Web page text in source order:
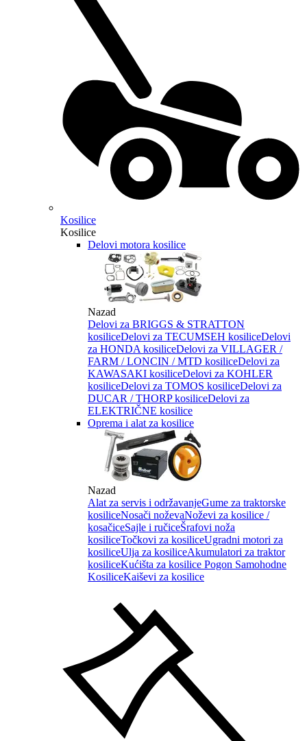
Kosilice
Kosilice
Delovi motora kosilice
Nazad
Delovi za BRIGGS & STRATTON
kosiliceDelovi za TECUMSEH kosiliceDelovi
za HONDA kosiliceDelovi za VILLAGER /
FARM / LONCIN / MTD kosiliceDelovi za
KAWASAKI kosiliceDelovi za KOHLER
kosiliceDelovi za TOMOS kosiliceDelovi za
DUCAR / THORP kosiliceDelovi za
ELEKTRIČNE kosilice
Oprema i alat za kosilice
Nazad
Alat za servis i održavanjeGume za traktorske
kosiliceNosači noževaNoževi za kosilice /
kosačiceSajle i ručiceŠrafovi noža
kosiliceTočkovi za kosiliceUgradni motori za
kosiliceUlja za kosiliceAkumulatori za traktor
kosiliceKućišta za kosilice Pogon Samohodne
KosiliceKaiševi za kosilice